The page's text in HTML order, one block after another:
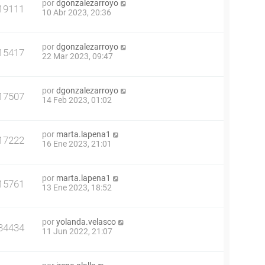
pordgonzalezarroyo
10 Abr 2023, 20:36
pordgonzalezarroyo
22 Mar 2023, 09:47
pordgonzalezarroyo
14 Feb 2023, 01:02
por marta.lapena1
16 Ene 2023, 21:01
por marta.lapena1
13 Ene 2023, 18:52
poryolanda.velasco
11 Jun 2022, 21:07